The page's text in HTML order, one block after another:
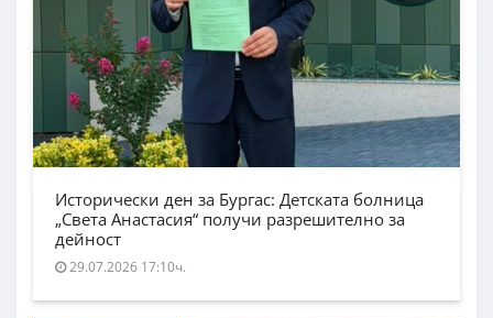
Исторически ден за Бургас: Детската болница
„Света Анастасия“ получи разрешително за
дейност
29.07.2026 17:10ч.